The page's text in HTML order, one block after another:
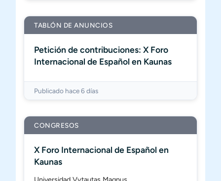
TABLÓN DE ANUNCIOS
Petición de contribuciones: X Foro
Internacional de Español en Kaunas
Publicado hace 6 días
CONGRESOS
X Foro Internacional de Español en
Kaunas